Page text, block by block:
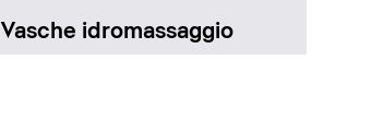
Vasche idromassaggio